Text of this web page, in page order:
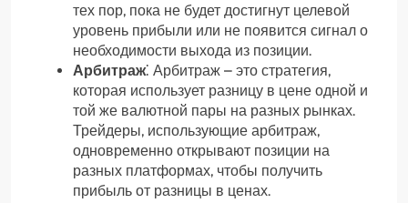
тех пор, пока не будет достигнут целевой
уровень прибыли или не появится сигнал о
необходимости выхода из позиции.
Арбитраж⁚ Арбитраж – это стратегия,
которая использует разницу в цене одной и
той же валютной пары на разных рынках.
Трейдеры, использующие арбитраж,
одновременно открывают позиции на
разных платформах, чтобы получить
прибыль от разницы в ценах.